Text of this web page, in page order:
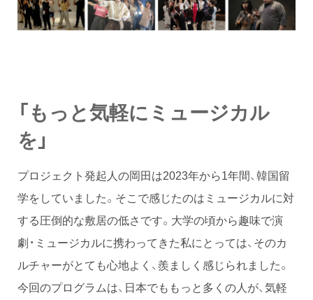
「もっと気軽にミュージカル
を」
プロジェクト発起人の岡田は2023年から1年間、韓国留
学をしていました。そこで感じたのはミュージカルに対
する圧倒的な敷居の低さです。大学の頃から趣味で演
劇・ミュージカルに携わってきた私にとっては、そのカ
ルチャーがとても心地よく、羨ましく感じられました。
今回のプログラムは、日本でももっと多くの人が、気軽